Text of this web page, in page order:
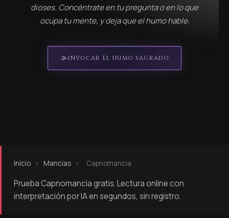
dioses. Concéntrate en tu pregunta o en lo que
ocupa tu mente, y deja que el humo hable.
🌫️INVOCAR EL HUMO SAGRADO
Inicio › Mancias › Capnomancia
Prueba Capnomancia gratis. Lectura online con
interpretación por IA en segundos, sin registro.